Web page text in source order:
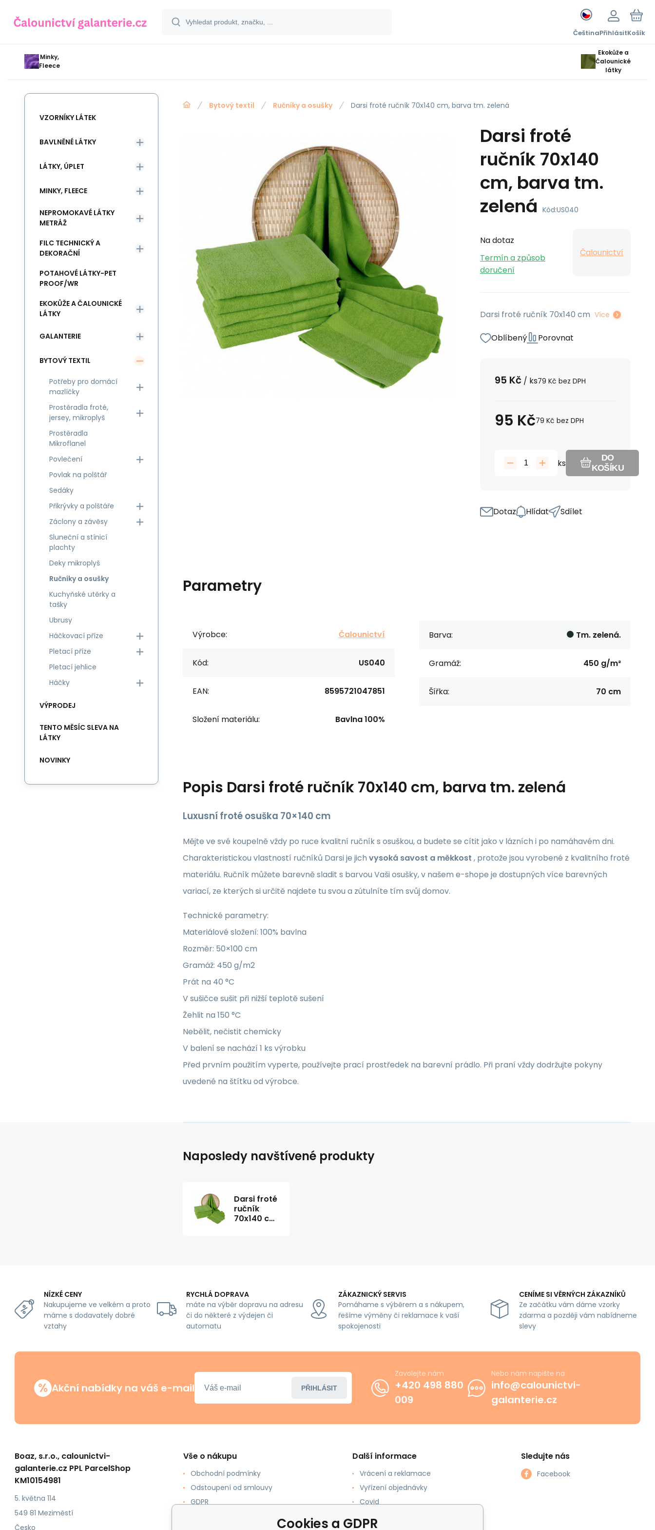
ČeštinaPřihlásitKošík
Minky,
Fleece
Ekokůže a
Čalounické
látky
Bytový textil Ručníky a osušky Darsi froté ručník 70x140 cm, barva tm. zelená
Darsi froté
ručník 70x140
cm, barva tm.
zelená Kód:US040
Na dotaz
Termín a způsob
doručení
Čalounictví
Darsi froté ručník 70x140 cm Více
Oblíbený Porovnat
95 Kč / ks79 Kč bez DPH
95 Kč79 Kč bez DPH
ks
DO
KOŠÍKU
Dotaz Hlídat Sdílet
Parametry
Výrobce: Čalounictví
Kód: US040
EAN: 8595721047851
Složení materiálu: Bavlna 100%
Barva: Tm. zelená.
Gramáž: 450 g/m²
Šířka: 70 cm
Popis Darsi froté ručník 70x140 cm, barva tm. zelená
Luxusní froté osuška 70×140 cm
Mějte ve své koupelně vždy po ruce kvalitní ručník s osuškou, a budete se cítit jako v lázních i po namáhavém dni.
Charakteristickou vlastností ručníků Darsi je jich vysoká savost a měkkost , protože jsou vyrobené z kvalitního froté
materiálu. Ručník můžete barevně sladit s barvou Vaši osušky, v našem e-shope je dostupných více barevných
variací, ze kterých si určitě najdete tu svou a zútulníte tím svůj domov.
Technické parametry:
Materiálové složení: 100% bavlna
Rozměr: 50×100 cm
Gramáž: 450 g/m2
Prát na 40 °C
V sušičce sušit při nižší teplotě sušení
Žehlit na 150 °C
Nebělit, nečistit chemicky
V balení se nachází 1 ks výrobku
Před prvním použitím vyperte, používejte prací prostředek na barevní prádlo. Při praní vždy dodržujte pokyny
uvedené na štítku od výrobce.
VZORNÍKY LÁTEK
BAVLNĚNÉ LÁTKY
LÁTKY, ÚPLET
MINKY, FLEECE
NEPROMOKAVÉ LÁTKY
METRÁŽ
FILC TECHNICKÝ A
DEKORAČNÍ
POTAHOVÉ LÁTKY-PET
PROOF/WR
EKOKŮŽE A ČALOUNICKÉ
LÁTKY
GALANTERIE
BYTOVÝ TEXTIL
Potřeby pro domácí
mazlíčky
Prostěradla froté,
jersey, mikroplyš
Prostěradla
Mikroflanel
Povlečení
Povlak na polštář
Sedáky
Přikrývky a polštáře
Záclony a závěsy
Sluneční a stínicí
plachty
Deky mikroplyš
Ručníky a osušky
Kuchyňské utěrky a
tašky
Ubrusy
Háčkovací příze
Pletací příze
Pletací jehlice
Háčky
VÝPRODEJ
TENTO MĚSÍC SLEVA NA
LÁTKY
NOVINKY
Naposledy navštívené produkty
Darsi froté
ručník
70x140 cm,
NÍZKÉ CENY
Nakupujeme ve velkém a proto
máme s dodavately dobré
vztahy
RYCHLÁ DOPRAVA
máte na výběr dopravu na adresu
či do některé z výdejen či
automatu
ZÁKAZNICKÝ SERVIS
Pomáhame s výběrem a s nákupem,
řešíme výměny či reklamace k vaší
spokojenosti
CENÍME SI VĚRNÝCH ZÁKAZNÍKŮ
Ze začátku vám dáme vzorky
zdarma a později vám nabídneme
slevy
% Akční nabídky na váš e-mail PŘIHLÁSIT
Zavolejte nám
+420 498 880
009
Nebo nám napište na
info@calounictvi-
galanterie.cz
Boaz, s.r.o., calounictvi-
galanterie.cz PPL ParcelShop
KM10154981
5. května 114
549 81 Meziměstí
Česko
Vše o nákupu
Obchodní podmínky
Odstoupení od smlouvy
GDPR
Další informace
Vrácení a reklamace
Vyřízení objednávky
Covid
Sledujte nás
Facebook
Cookies a GDPR